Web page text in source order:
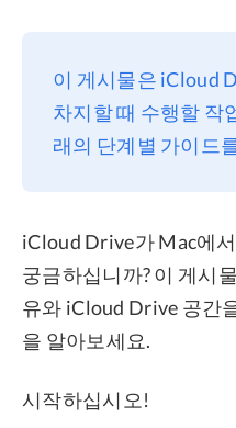
프라이버시
조항
이 게시물은 iCloud
차지할 때 수행할 작
래의 단계별 가이드
iCloud Drive가 Mac에
궁금하십니까? 이 게시
유와 iCloud Drive 공간
을 알아보세요.
시작하십시오!